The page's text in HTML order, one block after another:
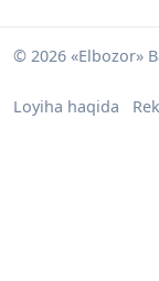
© 2026 «Elbozor»
Loyiha haqida